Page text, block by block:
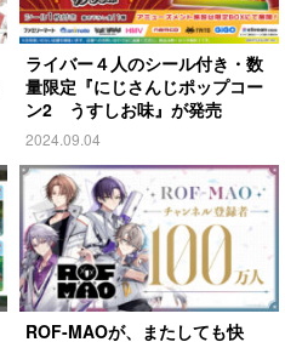
ライバー４人のシール付き・数
量限定『にじさんじポップコー
ン2 うすしお味』が発売
2024.09.04
ROF-MAOが、またしても快